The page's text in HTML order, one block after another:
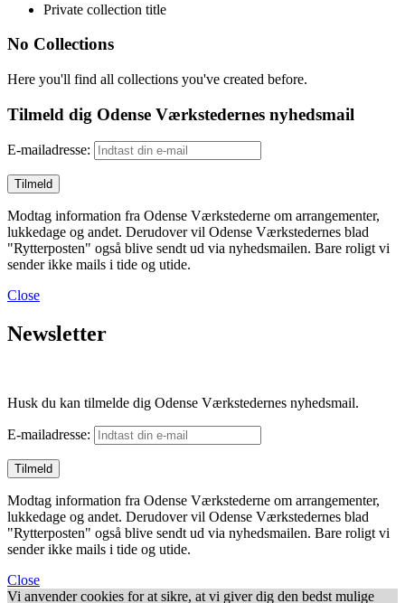
Private collection title
No Collections
Here you'll find all collections you've created before.
Tilmeld dig Odense Værkstedernes nyhedsmail
E-mailadresse:
Modtag information fra Odense Værkstederne om arrangementer,
lukkedage og andet. Derudover vil Odense Værkstedernes blad
"Rytterposten" også blive sendt ud via nyhedsmailen. Bare roligt vi
sender ikke mails i tide og utide.
Close
Newsletter
Husk du kan tilmelde dig Odense Værkstedernes nyhedsmail.
E-mailadresse:
Modtag information fra Odense Værkstederne om arrangementer,
lukkedage og andet. Derudover vil Odense Værkstedernes blad
"Rytterposten" også blive sendt ud via nyhedsmailen. Bare roligt vi
sender ikke mails i tide og utide.
Close
Vi anvender cookies for at sikre, at vi giver dig den bedst mulige